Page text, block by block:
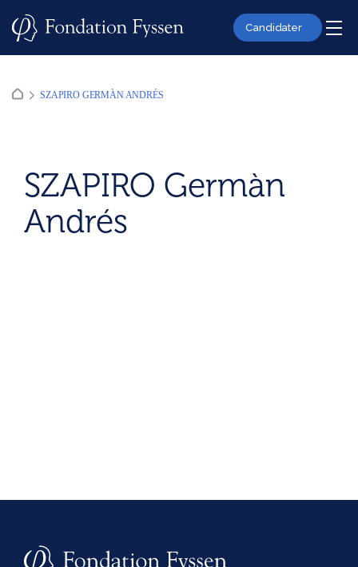
Candidater
SZAPIRO GERMÀN ANDRÉS
SZAPIRO Germàn
Andrés